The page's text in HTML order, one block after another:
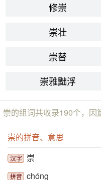
修崇
崇壮
崇替
崇雅黜浮
崇的组词共收录190个，
崇的拼音、意思
汉字 崇
拼音 chóng